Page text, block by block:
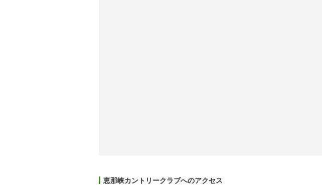
恵那峡カントリークラブへのアクセス